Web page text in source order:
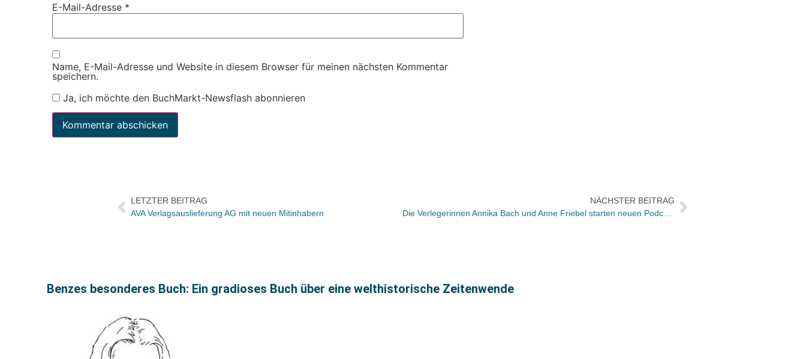
E-Mail-Adresse *
Name, E-Mail-Adresse und Website in diesem Browser für meinen nächsten Kommentar
speichern.
Ja, ich möchte den BuchMarkt-Newsflash abonnieren
LETZTER BEITRAG
AVA Verlagsauslieferung AG mit neuen Mitinhabern
NÄCHSTER BEITRAG
Benzes besonderes Buch: Ein gradioses Buch über eine welthistorische Zeitenwende